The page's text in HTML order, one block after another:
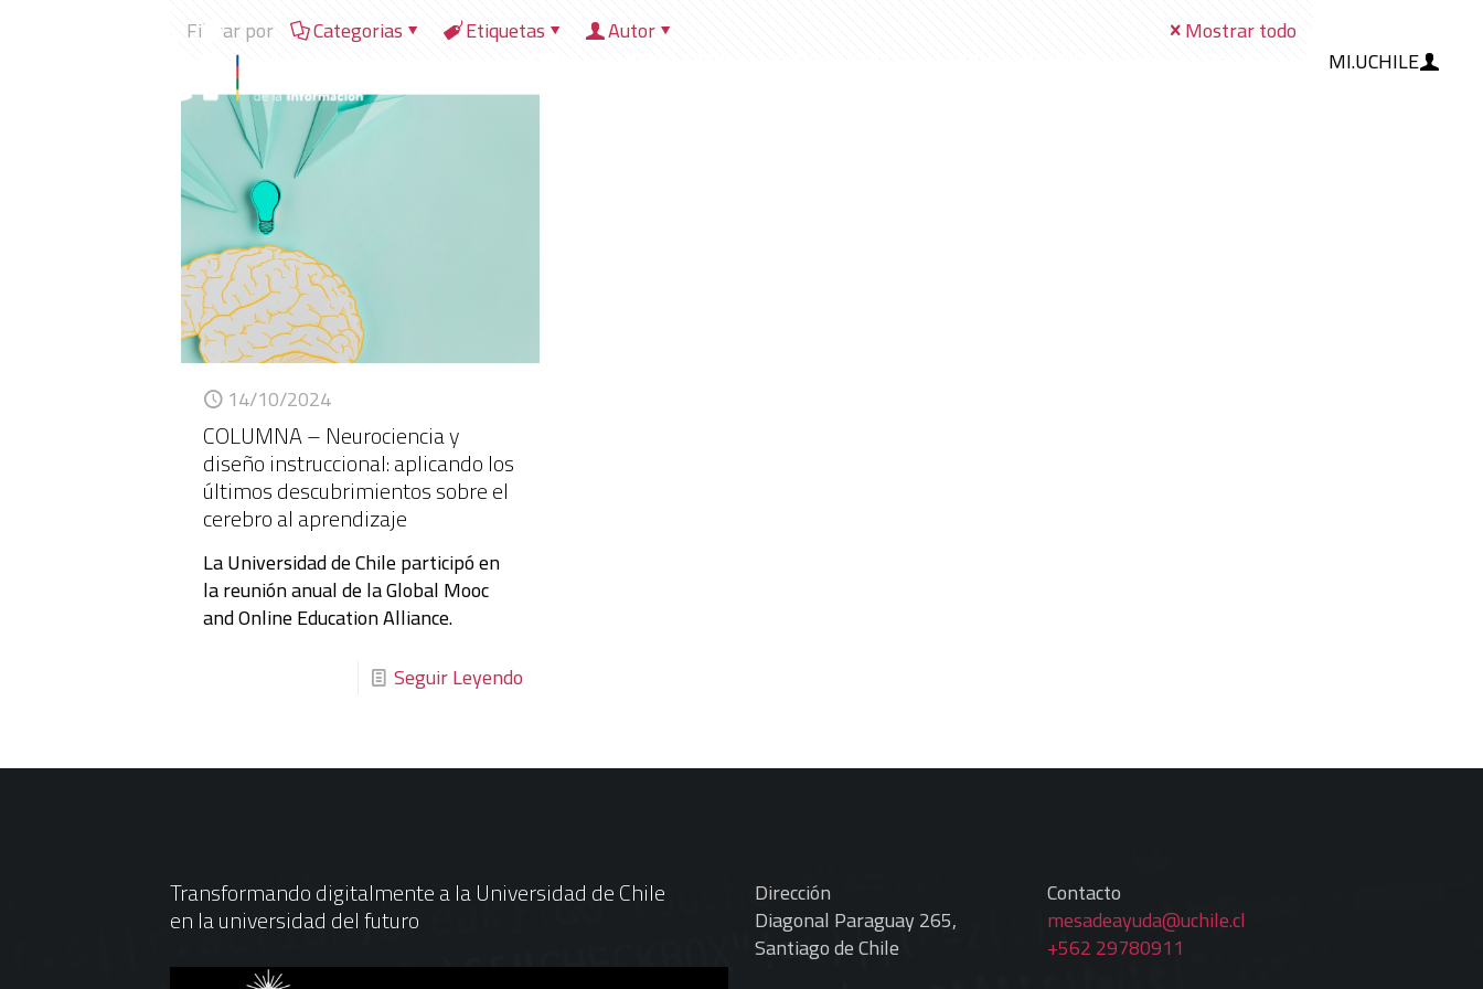
MI.UCHILE
Filtrar por Categorias Etiquetas Autor Mostrar todo
14/10/2024
COLUMNA – Neurociencia y
diseño instruccional: aplicando los
últimos descubrimientos sobre el
cerebro al aprendizaje
La Universidad de Chile participó en
la reunión anual de la Global Mooc
and Online Education Alliance.
Seguir Leyendo
Transformando digitalmente a la Universidad de Chile
en la universidad del futuro
Dirección
Diagonal Paraguay 265,
Santiago de Chile
Contacto
mesadeayuda@uchile.cl
+562 29780911